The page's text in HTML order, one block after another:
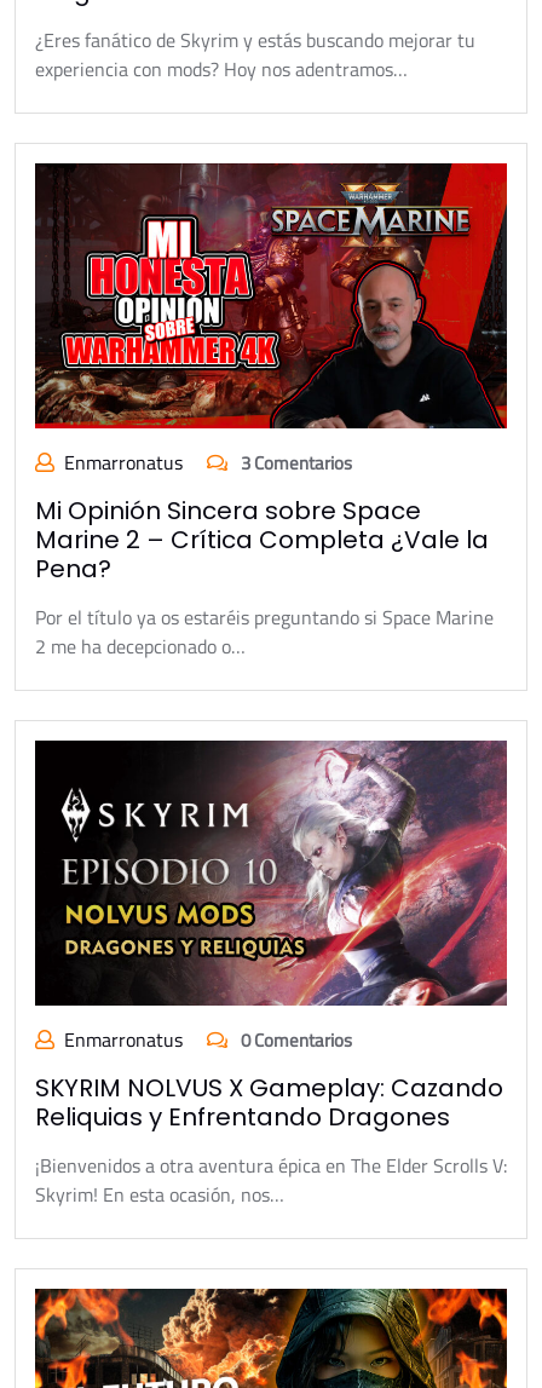
¿Eres fanático de Skyrim y estás buscando mejorar tu
experiencia con mods? Hoy nos adentramos…
Enmarronatus 3 Comentarios
Mi Opinión Sincera sobre Space
Marine 2 – Crítica Completa ¿Vale la
Pena?
Por el título ya os estaréis preguntando si Space Marine
2 me ha decepcionado o…
Enmarronatus 0 Comentarios
SKYRIM NOLVUS X Gameplay: Cazando
Reliquias y Enfrentando Dragones
¡Bienvenidos a otra aventura épica en The Elder Scrolls V:
Skyrim! En esta ocasión, nos…